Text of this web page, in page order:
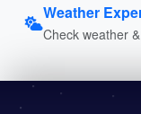
Weather
Check weather